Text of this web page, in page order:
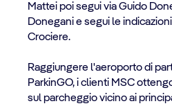
Mattei poi segui via Guido
Donegani e segui le
Crociere.
Raggiungere l'aeroporto di
ParkinGO, i clienti MSC
sul parcheggio vicino ai